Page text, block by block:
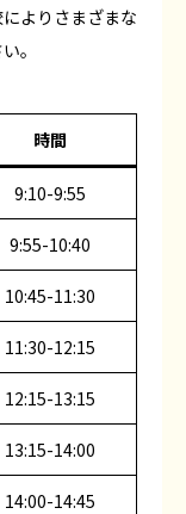
よりさまざまな
。
時間
9:10-9:55
9:55-10:40
10:45-11:30
11:30-12:15
12:15-13:15
13:15-14:00
14:00-14:45